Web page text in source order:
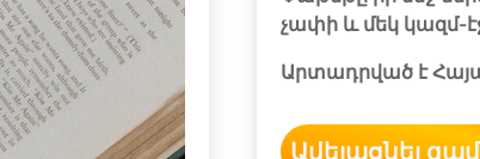
չափի և մեկ կազմ-
Արտադրված է
Ավելացնել